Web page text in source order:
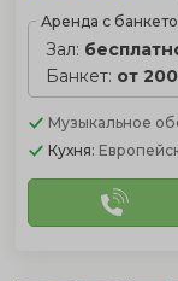
Аренда с
Зал:
Банкет: от
Музыкальное
Кухня: